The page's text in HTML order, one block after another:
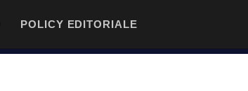
POLICY EDITORIALE